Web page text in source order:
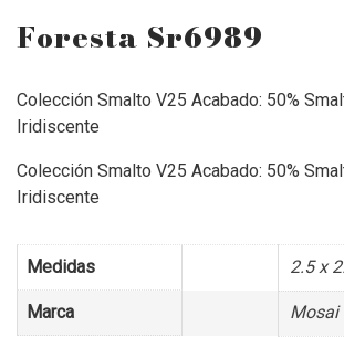
Foresta Sr6989
Colección Smalto V25 Acabado: 50%
Iridiscente
Colección Smalto V25 Acabado: 50%
Iridiscente
Medidas 2.5 x
Marca Mosai